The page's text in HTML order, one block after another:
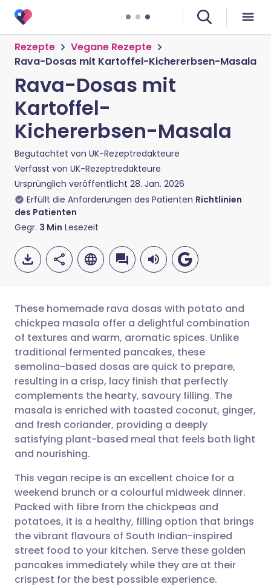
Rezepte
Vegane Rezepte
Rava-Dosas mit Kartoffel-Kichererbsen-Masala
Rava-Dosas mit
Kartoffel-
Kichererbsen-Masala
Begutachtet von UK-Rezeptredakteure
Verfasst von UK-Rezeptredakteure
Ursprünglich veröffentlicht 28. Jan. 2026
Erfüllt die Anforderungen des Patienten Richtlinien
des Patienten
Gegr. 3 Min Lesezeit
Per E-Mail teilen
Teilen über Facebook
Teilen über LinkedIn
Teilen über X
Teilen über WhatsApp
Link kopieren
🇬🇧 English 🇩🇪 Deutsch
🇪🇸 Español 🇫🇷 Français
🇮🇹 Italiano 🇵🇹
🇮🇳 हिन्दी 🇮🇱 עברית
🇸🇦 عربي 🇸🇪 Svenska
These homemade rava dosas with potato and
chickpea masala offer a delightful combination
of textures and warm, aromatic spices. Unlike
traditional fermented pancakes, these
semolina-based dosas are quick to prepare,
resulting in a crisp, lacy finish that perfectly
complements the hearty, savoury filling. The
masala is enriched with toasted coconut, ginger,
and fresh coriander, providing a deeply
satisfying plant-based meal that feels both light
and nourishing.
This vegan recipe is an excellent choice for a
weekend brunch or a colourful midweek dinner.
Packed with fibre from the chickpeas and
potatoes, it is a healthy, filling option that brings
the vibrant flavours of South Indian-inspired
street food to your kitchen. Serve these golden
pancakes immediately while they are at their
crispest for the best possible experience.